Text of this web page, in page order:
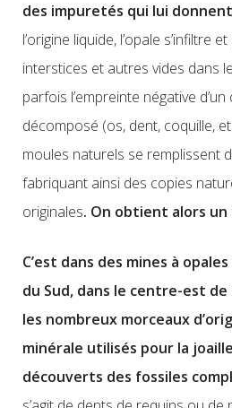
des impuretés qui lui
l’origine liquide, l’opale s’infiltre
interstices et autres vides dans
parfois l’empreinte négative
décomposé (os, dent, coquille,
moules naturels se remplissent
fabriquant ainsi des copies
originales. On obtient alors un
C’est dans des mines à
du Sud, dans le centre-est de
les nombreux morceaux
minérale utilisés pour la
découverts des fossiles